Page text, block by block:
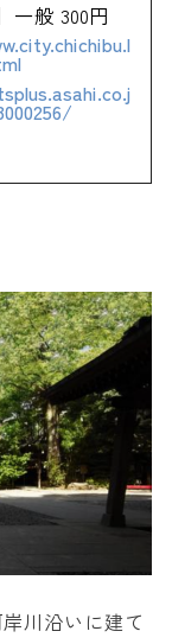
一般 300円
川沿いに建て